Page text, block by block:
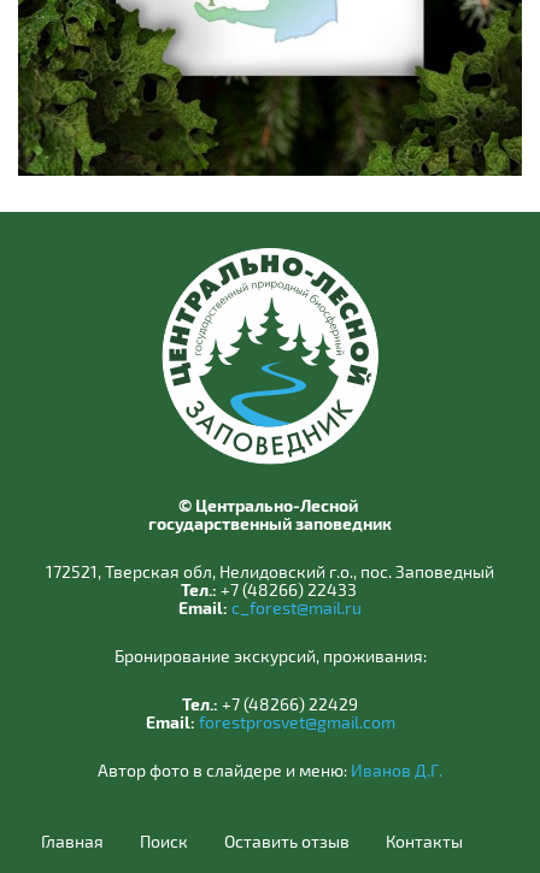
© Центрально-Лесной
государственный заповедник
172521, Тверская обл, Нелидовский г.о., пос. Заповедный
Тел.: +7 (48266) 22433
Email: c_forest@mail.ru
Бронирование экскурсий, проживания:
Тел.: +7 (48266) 22429
Email: forestprosvet@gmail.com
Автор фото в слайдере и меню: Иванов Д.Г.
Главная Поиск Оставить отзыв Контакты